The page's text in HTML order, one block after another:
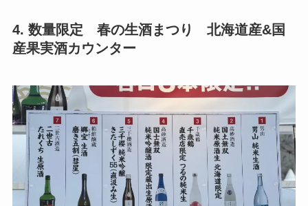
4. 数量限定 春の生酒まつり 北海道産&国
産果実酒カウンター